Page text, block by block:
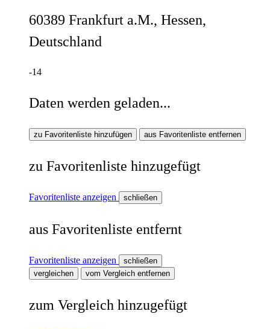
60389 Frankfurt a.M., Hessen,
Deutschland
-14
Daten werden geladen...
zu Favoritenliste hinzufügen aus Favoritenliste entfernen
zu Favoritenliste hinzugefügt
Favoritenliste anzeigen schließen
aus Favoritenliste entfernt
Favoritenliste anzeigen
schließen
vergleichen
vom Vergleich entfernen
zum Vergleich hinzugefügt